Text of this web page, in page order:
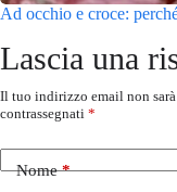
Ad occhio e croce:
Lascia una
Il tuo indirizzo email non
contrassegnati *
Nome*